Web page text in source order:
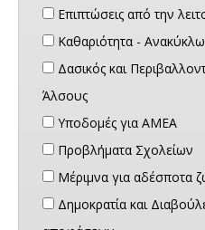
Επιπτώσεις από την
Καθαριότητα -
Δασικός και
Άλσους
Υποδομές για ΑΜΕΑ
Προβλήματα Σχολείων
Μέριμνα για αδέσποτα
Δημοκρατία και